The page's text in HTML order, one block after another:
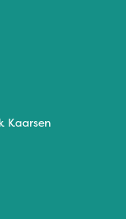
Kaarsen